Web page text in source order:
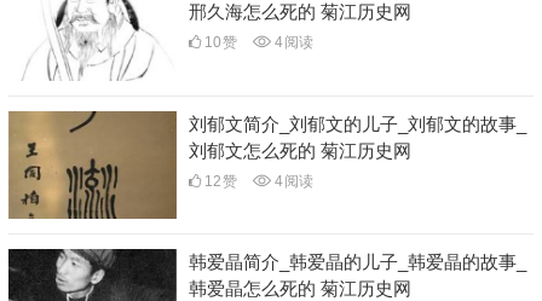
邢久海怎么死的 菊江历史网
10赞 4阅读
刘郁文简介_刘郁文的儿子_刘郁文的故事_
刘郁文怎么死的 菊江历史网
12赞 4阅读
韩爱晶简介_韩爱晶的儿子_韩爱晶的故事_
韩爱晶怎么死的 菊江历史网